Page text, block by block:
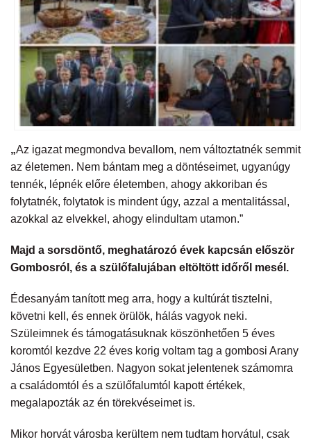
„Az igazat megmondva bevallom, nem változtatnék semmit
az életemen. Nem bántam meg a döntéseimet, ugyanúgy
tennék, lépnék előre életemben, ahogy akkoriban és
folytatnék, folytatok is mindent úgy, azzal a mentalitással,
azokkal az elvekkel, ahogy elindultam utamon.”
Majd a sorsdöntő, meghatározó évek kapcsán először
Gombosról, és a szülőfalujában eltöltött időről mesél.
Édesanyám tanított meg arra, hogy a kultúrát tisztelni,
követni kell, és ennek örülök, hálás vagyok neki.
Szüleimnek és támogatásuknak köszönhetően 5 éves
koromtól kezdve 22 éves korig voltam tag a gombosi Arany
János Egyesületben. Nagyon sokat jelentenek számomra
a családomtól és a szülőfalumtól kapott értékek,
megalapozták az én törekvéseimet is.
Mikor horvát városba kerültem nem tudtam horvátul, csak